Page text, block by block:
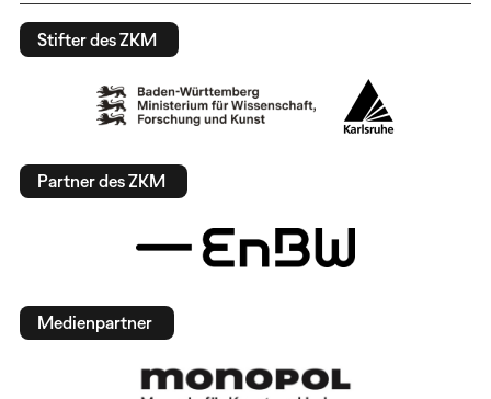
Stifter des ZKM
Partner des ZKM
Medienpartner